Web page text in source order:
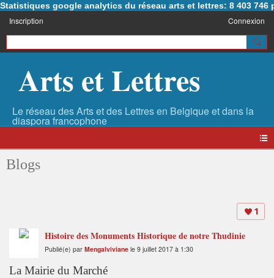
Statistiques google analytics du réseau arts et lettres: 8 403 746
Inscription Connexion
Arts et Lettres
Blogs
1
Histoire des Monuments Historique de notre Thudinie
Publié(e) par Mengalviviane le 9 juillet 2017 à 1:30
La Mairie du Marché